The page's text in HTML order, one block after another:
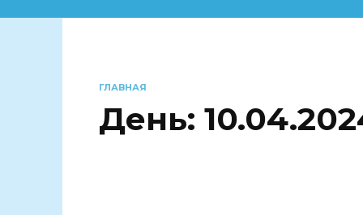
ГЛАВНАЯ
День: